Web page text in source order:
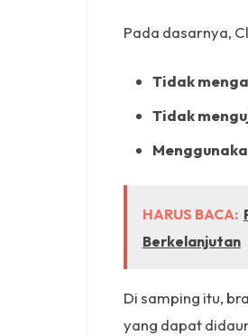
Pada dasarnya,
Tidak
Tidak
HARUS BACA:
Berkelanjutan
Di samping itu,
yang dapat